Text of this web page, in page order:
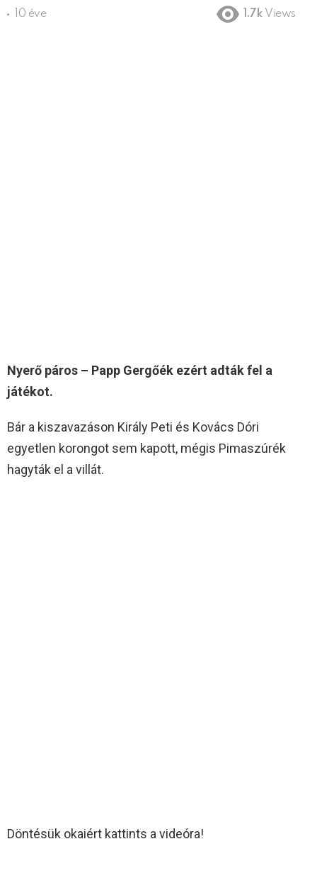
10 éve 1.7k Views
Nyerő páros – Papp Gergőék ezért adták fel a
játékot.
Bár a kiszavazáson Király Peti és Kovács Dóri
egyetlen korongot sem kapott, mégis Pimaszúrék
hagyták el a villát.
Döntésük okaiért kattints a videóra!